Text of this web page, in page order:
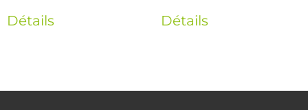
Détails Détails